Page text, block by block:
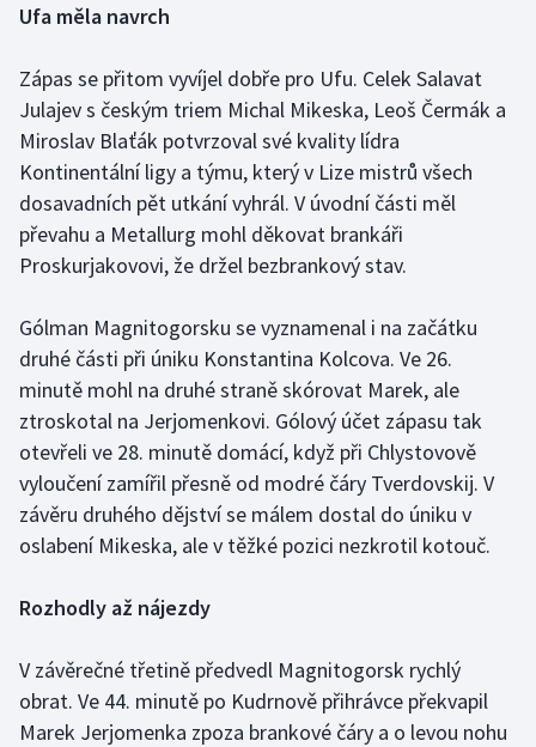
Lezení
Lyže a snowboard
Moderní pětiboj
Motorsport
Olympijské hry
Parasport
Plavání
Plážový volejbal
Ragby
Rychlobruslení
Rychlostní kanoistika
Short track
Ufa měla navrch
Zápas se přitom vyvíjel dobře pro Ufu. Celek Salavat
Julajev s českým triem Michal Mikeska, Leoš Čermák a
Miroslav Blaťák potvrzoval své kvality lídra
Kontinentální ligy a týmu, který v Lize mistrů všech
dosavadních pět utkání vyhrál. V úvodní části měl
převahu a Metallurg mohl děkovat brankáři
Proskurjakovovi, že držel bezbrankový stav.
Gólman Magnitogorsku se vyznamenal i na začátku
druhé části při úniku Konstantina Kolcova. Ve 26.
minutě mohl na druhé straně skórovat Marek, ale
ztroskotal na Jerjomenkovi. Gólový účet zápasu tak
otevřeli ve 28. minutě domácí, když při Chlystovově
vyloučení zamířil přesně od modré čáry Tverdovskij. V
závěru druhého dějství se málem dostal do úniku v
oslabení Mikeska, ale v těžké pozici nezkrotil kotouč.
Rozhodly až nájezdy
V závěrečné třetině předvedl Magnitogorsk rychlý
obrat. Ve 44. minutě po Kudrnově přihrávce překvapil
Marek Jerjomenka zpoza brankové čáry a o levou nohu